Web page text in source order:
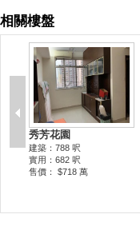
相關樓盤
秀芳花園
建築：788 呎
實用：682 呎
售價： $718 萬